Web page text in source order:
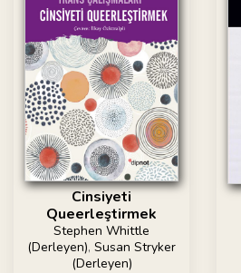
Cinsiyeti
Queerleştirmek
Stephen Whittle
(Derleyen), Susan Stryker
(Derleyen)